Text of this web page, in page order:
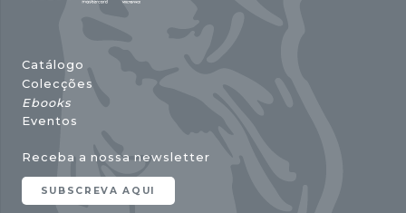
Catálogo
Colecções
Ebooks
Eventos
Receba a nossa newsletter
SUBSCREVA AQUI